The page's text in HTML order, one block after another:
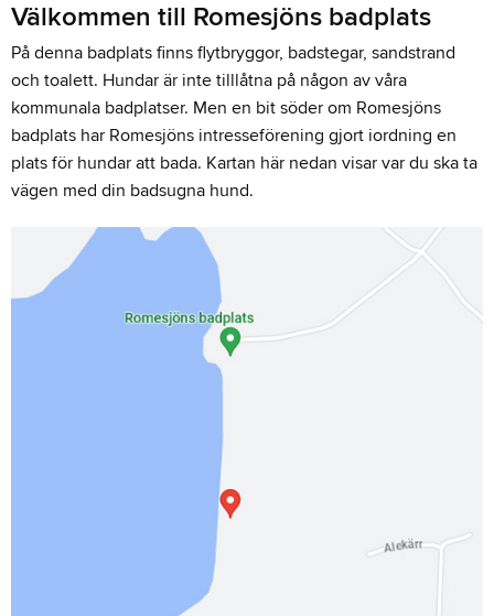
Välkommen till Romesjöns badplats
På denna badplats finns flytbryggor, badstegar, sandstrand
och toalett. Hundar är inte tilllåtna på någon av våra
kommunala badplatser. Men en bit söder om Romesjöns
badplats har Romesjöns intresseförening gjort iordning en
plats för hundar att bada. Kartan här nedan visar var du ska ta
vägen med din badsugna hund.